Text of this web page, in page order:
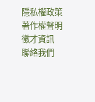
隱私權政策
著作權聲明
徵才資訊
聯絡我們